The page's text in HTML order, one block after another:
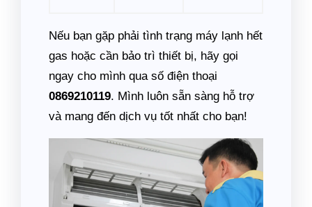
Nếu bạn gặp phải tình trạng máy lạnh hết
gas hoặc cần bảo trì thiết bị, hãy gọi
ngay cho mình qua số điện thoại
0869210119. Mình luôn sẵn sàng hỗ trợ
và mang đến dịch vụ tốt nhất cho bạn!